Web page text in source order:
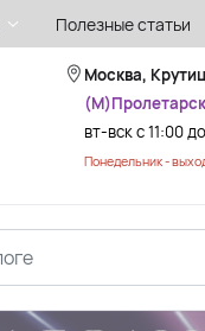
Полезные статьи
Москва,
вт-вск с 11:00
Понедельник -